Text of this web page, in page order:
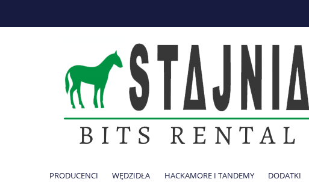
PRODUCENCI WĘDZIDŁA HACKAMORE I TANDEMY DODATKI